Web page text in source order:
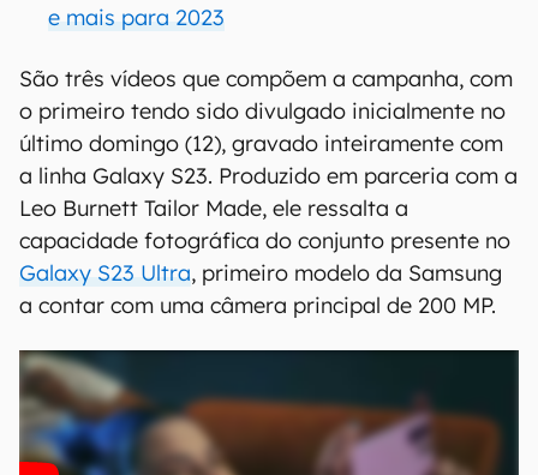
e mais para 2023
São três vídeos que compõem a campanha, com
o primeiro tendo sido divulgado inicialmente no
último domingo (12), gravado inteiramente com
a linha Galaxy S23. Produzido em parceria com a
Leo Burnett Tailor Made, ele ressalta a
capacidade fotográfica do conjunto presente no
Galaxy S23 Ultra, primeiro modelo da Samsung
a contar com uma câmera principal de 200 MP.